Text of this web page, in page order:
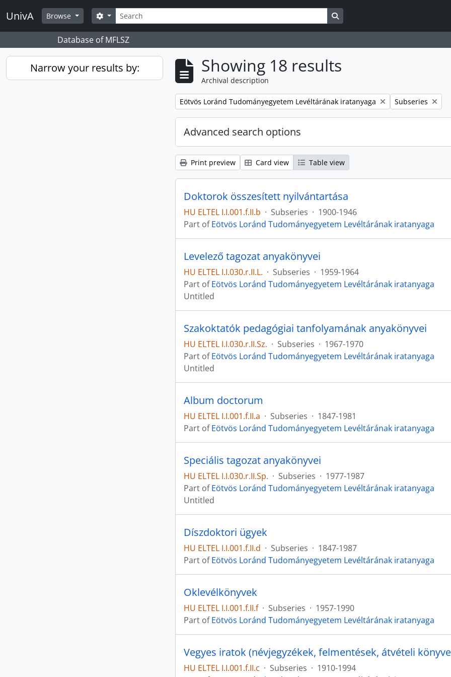
Skip to main content
UnivA Browse Search
Search options Search in browse page
Database of MFLSZ
Narrow your results by: Showing 18 results
Archival description
Remove filter:
Eötvös Loránd Tudományegyetem Levéltárának iratanyaga Remove filter:
Subseries
Advanced search options
Print preview Card view Table view
Doktorok összesített nyilvántartása
HU ELTEL I.I.001.f.II.b · Subseries · 1900-1946
Part ofEötvös Loránd Tudományegyetem Levéltárának iratanyaga
Levelező tagozat anyakönyvei
HU ELTEL I.I.030.r.II.L. · Subseries · 1959-1964
Part ofEötvös Loránd Tudományegyetem Levéltárának iratanyaga
Untitled
Szakoktatók pedagógiai tanfolyamának anyakönyvei
HU ELTEL I.I.030.r.II.Sz. · Subseries · 1967-1970
Part ofEötvös Loránd Tudományegyetem Levéltárának iratanyaga
Untitled
Album doctorum
HU ELTEL I.I.001.f.II.a · Subseries · 1847-1981
Part ofEötvös Loránd Tudományegyetem Levéltárának iratanyaga
Speciális tagozat anyakönyvei
HU ELTEL I.I.030.r.II.Sp. · Subseries · 1977-1987
Part ofEötvös Loránd Tudományegyetem Levéltárának iratanyaga
Untitled
Díszdoktori ügyek
HU ELTEL I.I.001.f.II.d · Subseries · 1847-1987
Part ofEötvös Loránd Tudományegyetem Levéltárának iratanyaga
Oklevélkönyvek
HU ELTEL I.I.001.f.II.f · Subseries · 1957-1990
Part ofEötvös Loránd Tudományegyetem Levéltárának iratanyaga
Vegyes iratok (névjegyzékek, felmentések, átvételi
HU ELTEL I.I.001.f.II.c · Subseries · 1910-1994